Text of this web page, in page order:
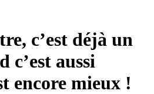
c’est déjà un
c’est aussi
encore mieux !